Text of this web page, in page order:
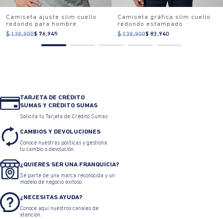
Camiseta ajuste slim cuello
redondo para hombre
$ 139.900$ 76.945
Camiseta gráfica slim cuello
redondo estampado
$ 139.900$ 83.940
TARJETA DE CRÉDITO
SUMAS Y CRÉDITO SUMAS
Solicita tu Tarjeta de Crédito Sumas
CAMBIOS Y DEVOLUCIONES
Conoce nuestras políticas y gestiona
tu cambio o devolución.
¿QUIERES SER UNA FRANQUICIA?
Sé parte de una marca reconocida y un
modelo de negocio exitoso.
¿NECESITAS AYUDA?
Conoce aquí nuestros canales de
atención.